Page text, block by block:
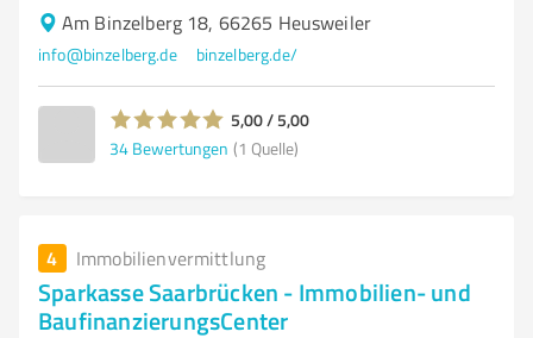
Am Binzelberg 18, 66265 Heusweiler
info@binzelberg.de binzelberg.de/
5,00 / 5,00
34 Bewertungen (1 Quelle)
4 Immobilienvermittlung
Sparkasse Saarbrücken - Immobilien- und
BaufinanzierungsCenter